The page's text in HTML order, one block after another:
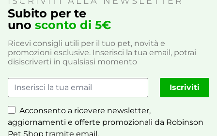
Subito per te
uno sconto di 5€
Ricevi consigli utili per il tuo pet, novità e
promozioni esclusive. Inserisci la tua email, potrai
disiscriverti in qualsiasi momento
Acconsento a ricevere newsletter,
aggiornamenti e offerte promozionali da Robinson
Pet Shop tramite email.
Iscriviti